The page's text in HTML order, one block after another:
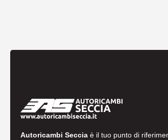
Autoricambi Seccia è il tuo punto di